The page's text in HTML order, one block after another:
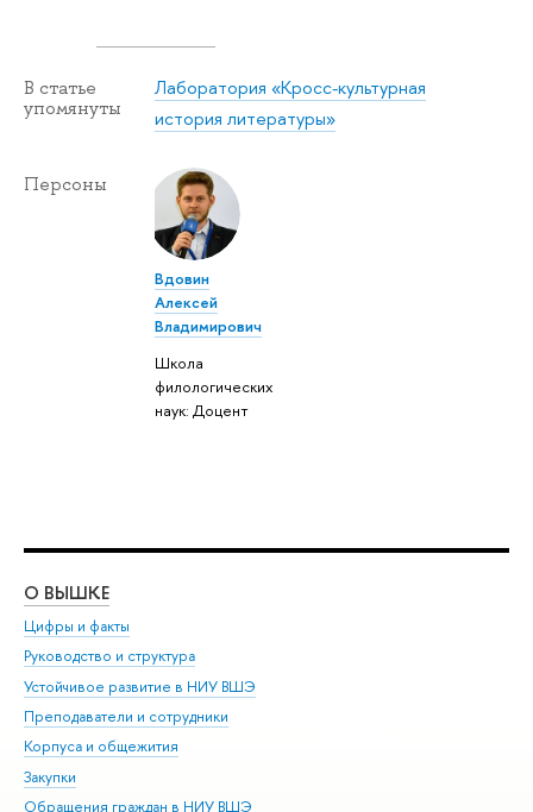
В статье
упомянуты
Лаборатория «Кросс-культурная
история литературы»
Персоны
Вдовин
Алексей
Владимирович
Школа
филологических
наук: Доцент
О ВЫШКЕ
Цифры и факты
Руководство и структура
Устойчивое развитие в НИУ ВШЭ
Преподаватели и сотрудники
Корпуса и общежития
Закупки
Обращения граждан в НИУ ВШЭ